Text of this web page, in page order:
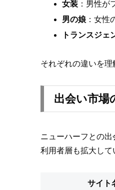
女装 ：男性が
男の娘 ：女性
トランスジェ
それぞれの違いを理
出会い市場
ニューハーフとの
利用者層も拡大して
サイト